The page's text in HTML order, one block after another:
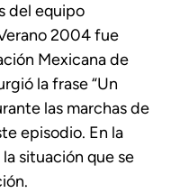
del equipo
2004 fue
Mexicana de
la frase “Un
las marchas de
episodio. En la
situación que se